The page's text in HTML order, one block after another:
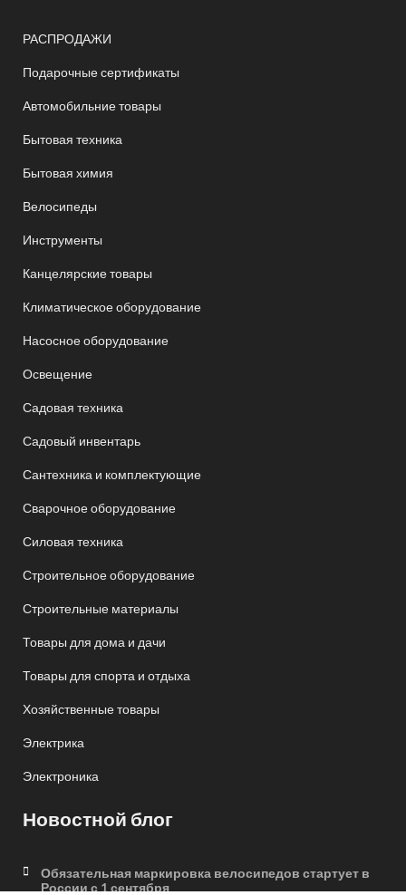
РАСПРОДАЖИ
Подарочные сертификаты
Автомобильние товары
Бытовая техника
Бытовая химия
Велосипеды
Инструменты
Канцелярские товары
Климатическое оборудование
Насосное оборудование
Освещение
Садовая техника
Садовый инвентарь
Сантехника и комплектующие
Сварочное оборудование
Силовая техника
Строительное оборудование
Строительные материалы
Товары для дома и дачи
Товары для спорта и отдыха
Хозяйственные товары
Электрика
Электроника
Новостной блог
Обязательная маркировка велосипедов стартует в
России с 1 сентября